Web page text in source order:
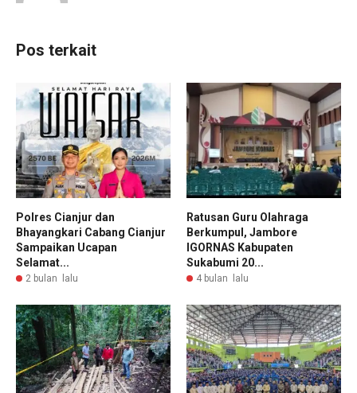
Pos terkait
Polres Cianjur dan
Bhayangkari Cabang Cianjur
Sampaikan Ucapan
Selamat...
2 bulan lalu
Ratusan Guru Olahraga
Berkumpul, Jambore
IGORNAS Kabupaten
Sukabumi 20...
4 bulan lalu